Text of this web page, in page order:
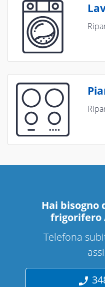
Hai bisogno
frigorifero
Telefona